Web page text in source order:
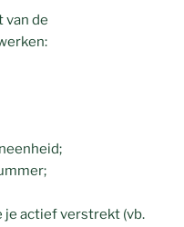
van de
je actief verstrekt (vb.